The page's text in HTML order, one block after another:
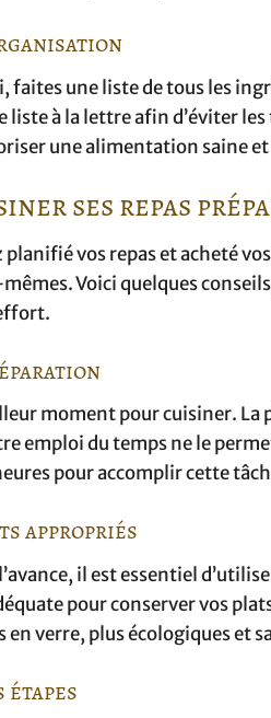
faites une liste de tous les
liste à la lettre afin d’éviter
une alimentation saine
ses repas
vos repas et acheté
Voici quelques
moment pour cuisiner.
emploi du temps ne le
pour accomplir cette
appropriés
il est essentiel
pour conserver vos
verre, plus écologiques et